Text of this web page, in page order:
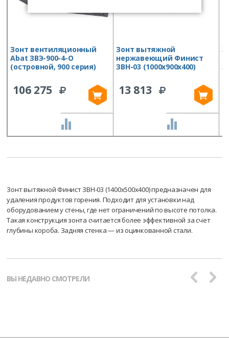
Зонт вентиляционный
Abat ЗВЭ-900-4-О
(островной, 900 серия)
106 275
Зонт вытяжной
нержавеющий Финист
ЗВН-03 (1000х900х400)
13 813
Зонт вытяжной Финист ЗВН-03 (1400х500х400) предназначен для
удаления продуктов горения. Подходит для установки над
оборудованием у стены, где нет ограничений по высоте потолка.
Такая конструкция зонта считается более эффективной за счет
глубины короба. Задняя стенка — из оцинкованной стали.
ВЫ НЕДАВНО СМОТРЕЛИ